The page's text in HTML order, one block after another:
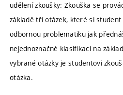
udělení zkoušky: Zkouška se
základě tří otázek, které si
odbornou problematiku jak
nejednoznačné klasifikaci na
vybrané otázky je studentovi
otázka.